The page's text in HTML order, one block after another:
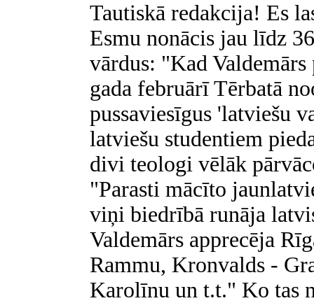
Tautiskā redakcija! Es
Esmu nonācis jau līdz
vārdus: "Kad
gada februārī Tērbatā
pussaviesīgus 'latviešu
latviešu studentiem
divi teologi vēlāk
"Parasti mācīto
viņi biedrībā runāja
Valdemārs apprecēja
Rammu, Kronvalds -
Karolīnu un t.t." Ko tas